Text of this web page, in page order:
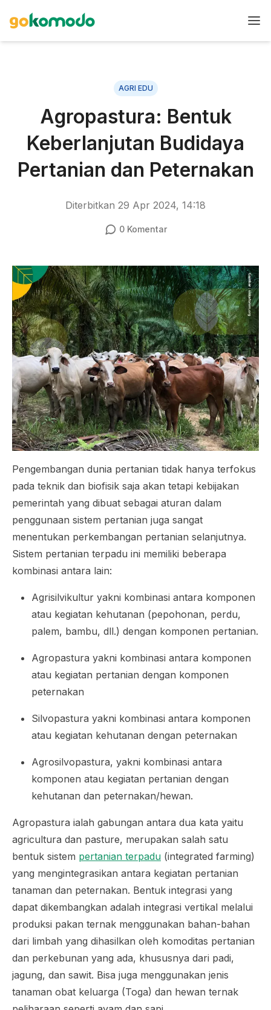
AGRI EDU
Agropastura: Bentuk
Keberlanjutan Budidaya
Pertanian dan Peternakan
Diterbitkan 29 Apr 2024, 14:18
0Komentar
Pengembangan dunia pertanian tidak hanya terfokus
pada teknik dan biofisik saja akan tetapi kebijakan
pemerintah yang dibuat sebagai aturan dalam
penggunaan sistem pertanian juga sangat
menentukan perkembangan pertanian selanjutnya.
Sistem pertanian terpadu ini memiliki beberapa
kombinasi antara lain:
Agrisilvikultur yakni kombinasi antara komponen
atau kegiatan kehutanan (pepohonan, perdu,
palem, bambu, dll.) dengan komponen pertanian.
Agropastura yakni kombinasi antara komponen
atau kegiatan pertanian dengan komponen
peternakan
Silvopastura yakni kombinasi antara komponen
atau kegiatan kehutanan dengan peternakan
Agrosilvopastura, yakni kombinasi antara
komponen atau kegiatan pertanian dengan
kehutanan dan peternakan/hewan.
Agropastura ialah gabungan antara dua kata yaitu
agricultura dan pasture, merupakan salah satu
bentuk sistem pertanian terpadu (integrated farming)
yang mengintegrasikan antara kegiatan pertanian
tanaman dan peternakan. Bentuk integrasi yang
dapat dikembangkan adalah integrasi vertikal melalui
produksi pakan ternak menggunakan bahan-bahan
dari limbah yang dihasilkan oleh komoditas pertanian
dan perkebunan yang ada, khususnya dari padi,
jagung, dan sawit. Bisa juga menggunakan jenis
tanaman obat keluarga (Toga) dan hewan ternak